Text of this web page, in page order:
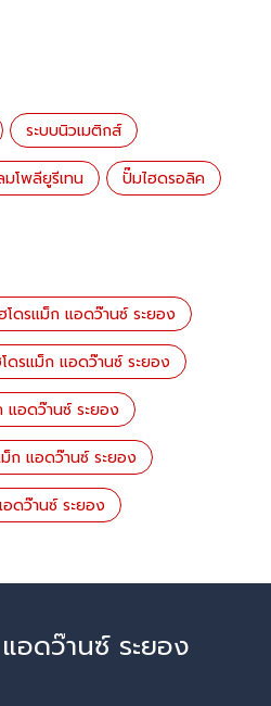
ระบบนิวเมติกส์
มโพลียูรีเทน ปั๊มไฮดรอลิค
ดรแม็ก แอดว๊านซ์ ระยอง
ดรแม็ก แอดว๊านซ์ ระยอง
แอดว๊านซ์ ระยอง
ก แอดว๊านซ์ ระยอง
ดว๊านซ์ ระยอง
อดว๊านซ์ ระยอง